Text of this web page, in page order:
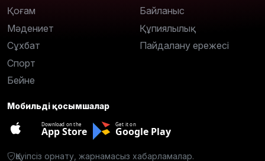
Қоғам
Мәдениет
Сұхбат
Спорт
Бейне
Байланыс
Құпиялылық
Пайдалану ережесі
Мобильді қосымшалар
Download on the
App Store
Get it on
Google Play
Қауіпсіз орнату, жарнамасыз хабарламалар.